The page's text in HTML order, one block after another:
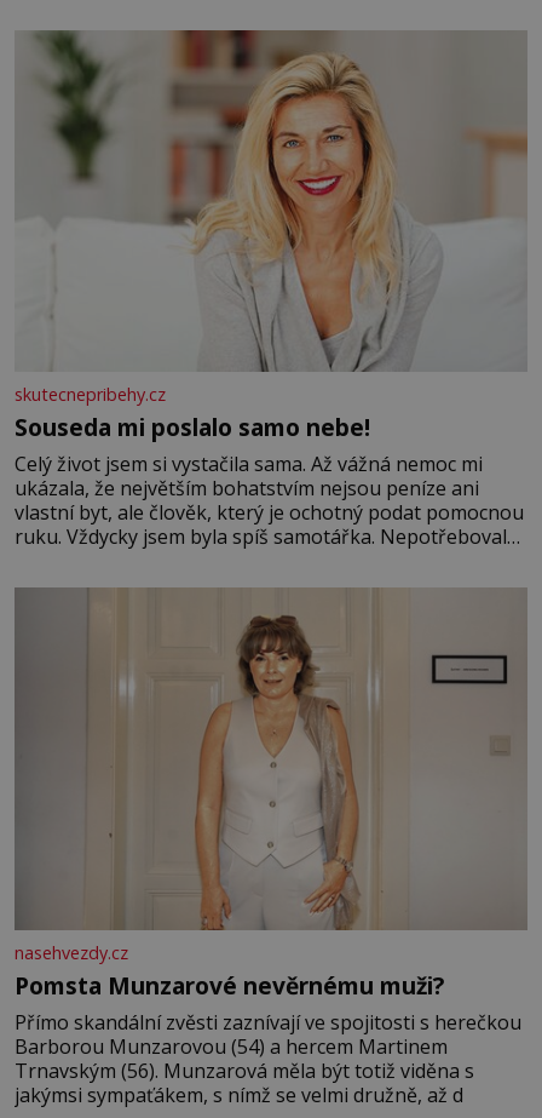
se na koloběžce a den zakončit poznáváním památek ve
Velkých Losinách nebo v termálním
skutecnepribehy.cz
Souseda mi poslalo samo nebe!
Celý život jsem si vystačila sama. Až vážná nemoc mi
ukázala, že největším bohatstvím nejsou peníze ani
vlastní byt, ale člověk, který je ochotný podat pomocnou
ruku. Vždycky jsem byla spíš samotářka. Nepotřebovala
mi knihy, práce a hlavně klid. Hned po studiích jsem
nasehvezdy.cz
Pomsta Munzarové nevěrnému muži?
Přímo skandální zvěsti zaznívají ve spojitosti s herečkou
Barborou Munzarovou (54) a hercem Martinem
Trnavským (56). Munzarová měla být totiž viděna s
jakýmsi sympaťákem, s nímž se velmi družně, až d